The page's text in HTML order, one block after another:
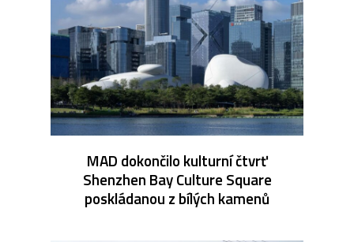
MAD dokončilo kulturní čtvrť
Shenzhen Bay Culture Square
poskládanou z bílých kamenů